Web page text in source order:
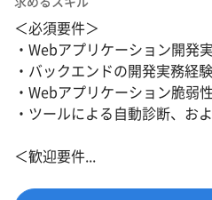
＜必須要件＞
・Webアプリケーション開発
・バックエンドの開発実務経験
・Webアプリケーション脆弱
・ツールによる自動診断、お
＜歓迎要件...